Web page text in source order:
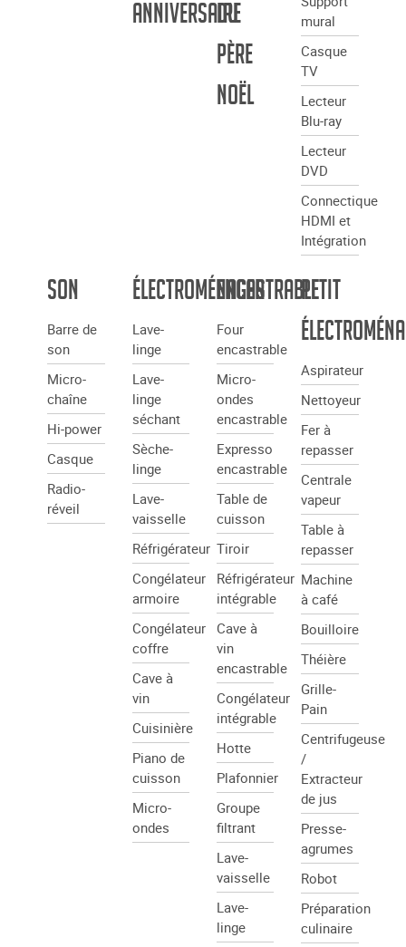
anniversaire
du
père
Noël
mural
Casque
TV
Lecteur
Blu-ray
Lecteur
DVD
Connectique
HDMI et
Intégration
Son
Barre de
son
Micro-
chaîne
Hi-power
Casque
Radio-
réveil
Électroménager
Lave-
linge
Lave-
linge
séchant
Sèche-
linge
Lave-
vaisselle
Réfrigérateur
Congélateur
armoire
Congélateur
coffre
Cave à
vin
Cuisinière
Piano de
cuisson
Micro-
ondes
Encastrable
Four
encastrable
Micro-
ondes
encastrable
Expresso
encastrable
Table de
cuisson
Tiroir
Réfrigérateur
intégrable
Cave à
vin
encastrable
Congélateur
intégrable
Hotte
Plafonnier
Groupe
filtrant
Lave-
vaisselle
Lave-
linge
Petit
Aspirateur
Nettoyeur
Fer à
repasser
Centrale
vapeur
Table à
repasser
Machine
à café
Bouilloire
Théière
Grille-
Pain
Centrifugeuse
/
Extracteur
de jus
Presse-
agrumes
Robot
Préparation
culinaire